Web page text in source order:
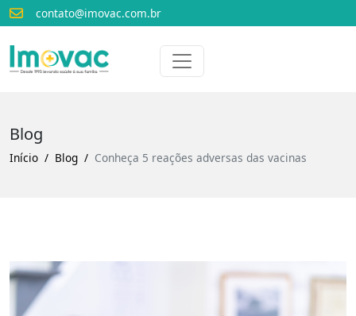
contato@imovac.com.br
Voltar para o início
Blog
Início Blog Conheça 5 reações adversas das vacinas